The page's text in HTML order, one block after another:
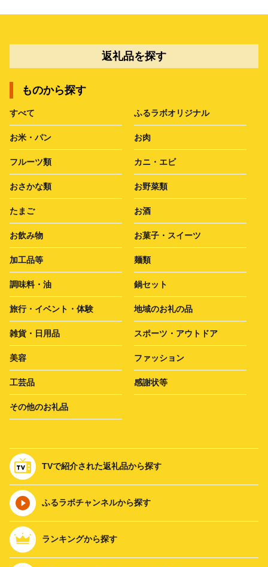
返礼品を探す
ものから探す
すべて ふるラボオリジナル
お米・パン お肉
フルーツ類 カニ・エビ
おさかな類 お野菜類
たまご お酒
お飲み物 お菓子・スイーツ
加工品等 麺類
調味料・油 鍋セット
旅行・イベント・体験 地域のお礼の品
雑貨・日用品 スポーツ・アウトドア
美容 ファッション
工芸品 感謝状等
その他のお礼品
TVで紹介された返礼品から探す
ふるラボチャンネルから探す
ランキングから探す